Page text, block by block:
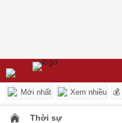
Mới nhất Xem nhiều
Thời sự